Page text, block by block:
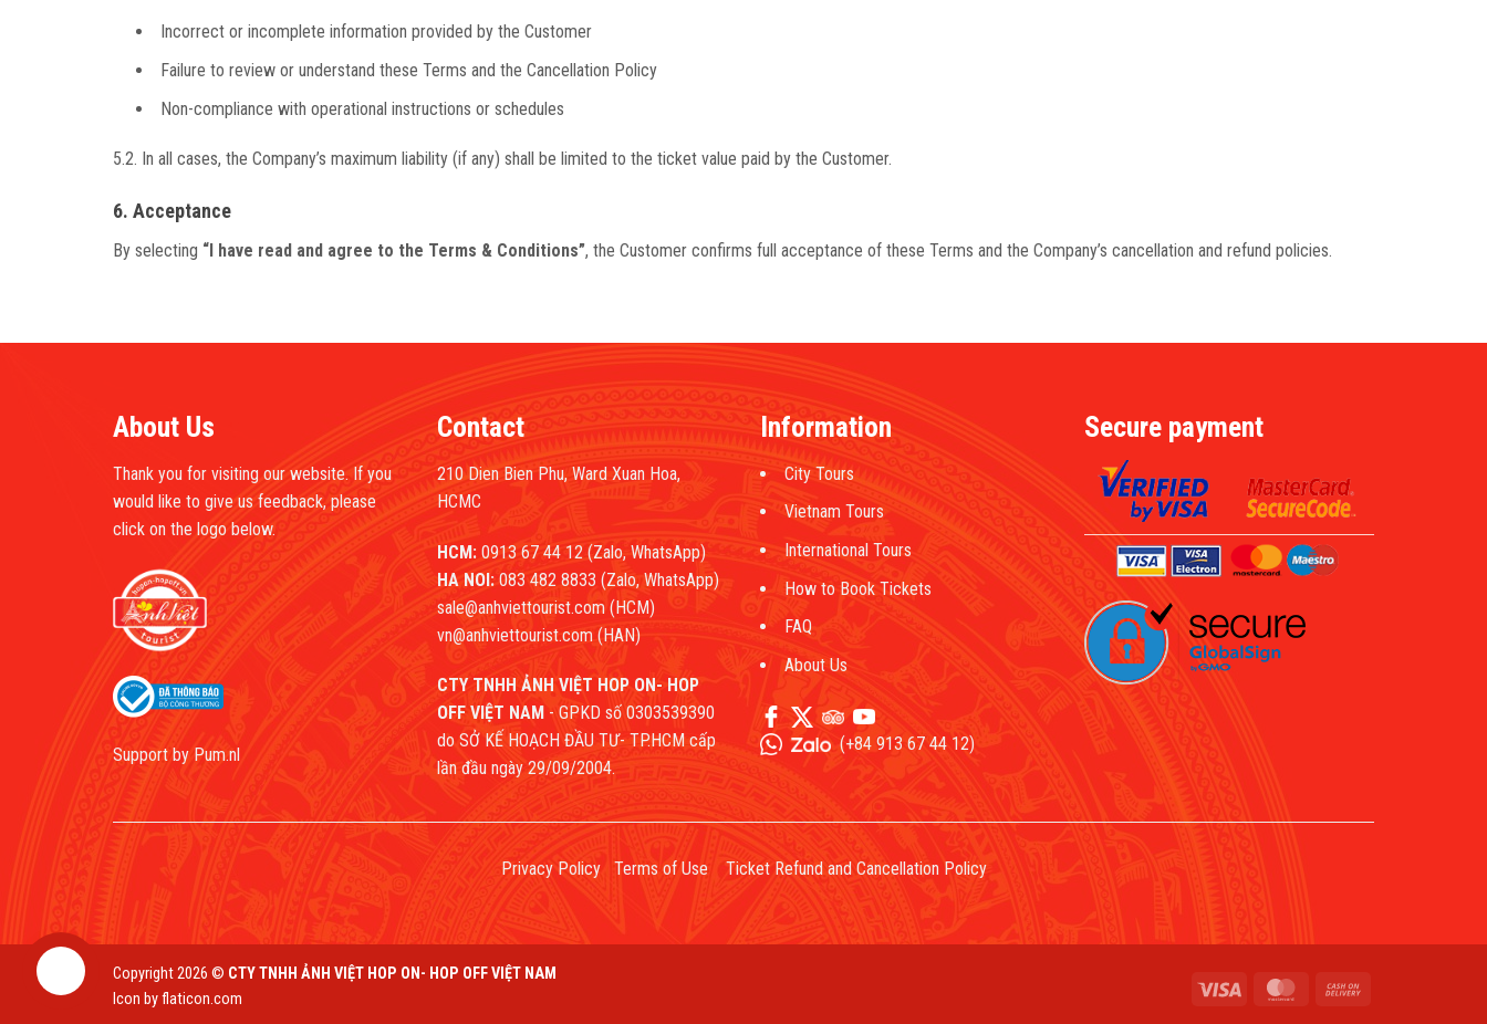
Incorrect or incomplete information provided by the Customer
Failure to review or understand these Terms and the Cancellation Policy
Non-compliance with operational instructions or schedules
5.2. In all cases, the Company’s maximum liability (if any) shall be limited to the ticket value paid by the Customer.
6. Acceptance
By selecting “I have read and agree to the Terms & Conditions”, the Customer confirms full acceptance of these Terms and the Company’s cancellation and refund policies.
About Us
Thank you for visiting our website. If you
would like to give us feedback, please
click on the logo below.
Support by Pum.nl
Contact
210 Dien Bien Phu, Ward Xuan Hoa,
HCMC
HCM:0913 67 44 12 (Zalo, WhatsApp)
HA NOI:083 482 8833 (Zalo, WhatsApp)
sale@anhviettourist.com (HCM)
vn@anhviettourist.com (HAN)
CTY TNHH ẢNH VIỆT HOP ON- HOP
OFF VIỆT NAM - GPKD số 0303539390
do SỞ KẾ HOẠCH ĐẦU TƯ- TP.HCM cấp
lần đầu ngày 29/09/2004.
Information
City Tours
Vietnam Tours
International Tours
How to Book Tickets
FAQ
About Us
(+84 913 67 44 12)
Secure payment
Privacy Policy Terms of Use Ticket Refund and Cancellation Policy
Visa MasterCard
Copyright 2026 © CTY TNHH ẢNH VIỆT HOP ON- HOP OFF VIỆT NAM
Icon by flaticon.com
Liên hệ